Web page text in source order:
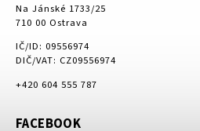
Na Jánské 1733/25
710 00 Ostrava
IČ/ID: 09556974
DIČ/VAT: CZ09556974
+420 604 555 787
FACEBOOK